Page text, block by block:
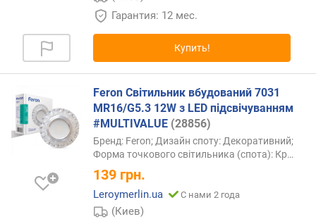
Гарантия: 12 мес.
Купить!
Feron Світильник вбудований 7031
MR16/G5.3 12W з LED підсвічуванням
#MULTIVALUE (28856)
Бренд: Feron; Дизайн споту: Декоративний;
Форма точкового світильника (спота): Кр…
139 грн.
Leroymerlin.ua С нами 2 года
(Киев)